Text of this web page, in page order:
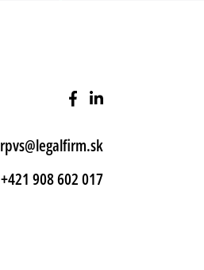
rpvs@legalfirm.sk
+421 908 602 017